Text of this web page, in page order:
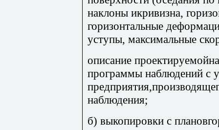
наклоны икривизна,
горизонтальные
уступы, максимальные
описание
программы наблюдений с
наблюдения;
б) выкопировки с